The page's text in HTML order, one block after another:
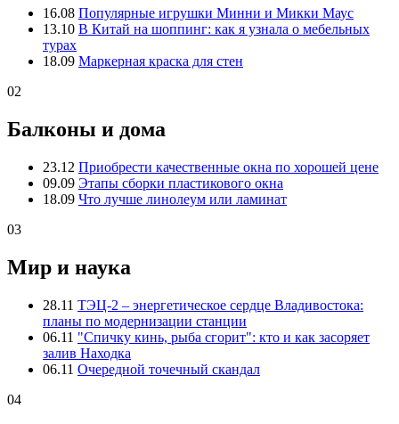
16.08 Популярные игрушки Минни и Микки Маус
13.10 В Китай на шоппинг: как я узнала о мебельных
турах
18.09 Маркерная краска для стен
02
Балконы и дома
23.12 Приобрести качественные окна по хорошей цене
09.09 Этапы сборки пластикового окна
18.09 Что лучше линолеум или ламинат
03
Мир и наука
28.11 ТЭЦ-2 – энергетическое сердце Владивостока:
планы по модернизации станции
06.11 "Спичку кинь, рыба сгорит": кто и как засоряет
залив Находка
06.11 Очередной точечный скандал
04